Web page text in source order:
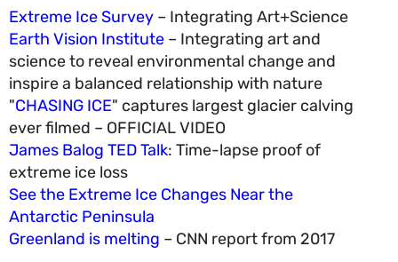
Extreme Ice Survey – Integrating Art+Science
Earth Vision Institute – Integrating art and
science to reveal environmental change and
inspire a balanced relationship with nature
"CHASING ICE" captures largest glacier calving
ever filmed – OFFICIAL VIDEO
James Balog TED Talk: Time-lapse proof of
extreme ice loss
See the Extreme Ice Changes Near the
Antarctic Peninsula
Greenland is melting – CNN report from 2017